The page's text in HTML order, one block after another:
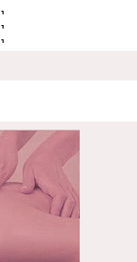
המקום מתאים ל
• ספא יחיד
• ספא במלון בוטיק
איבזור במקום